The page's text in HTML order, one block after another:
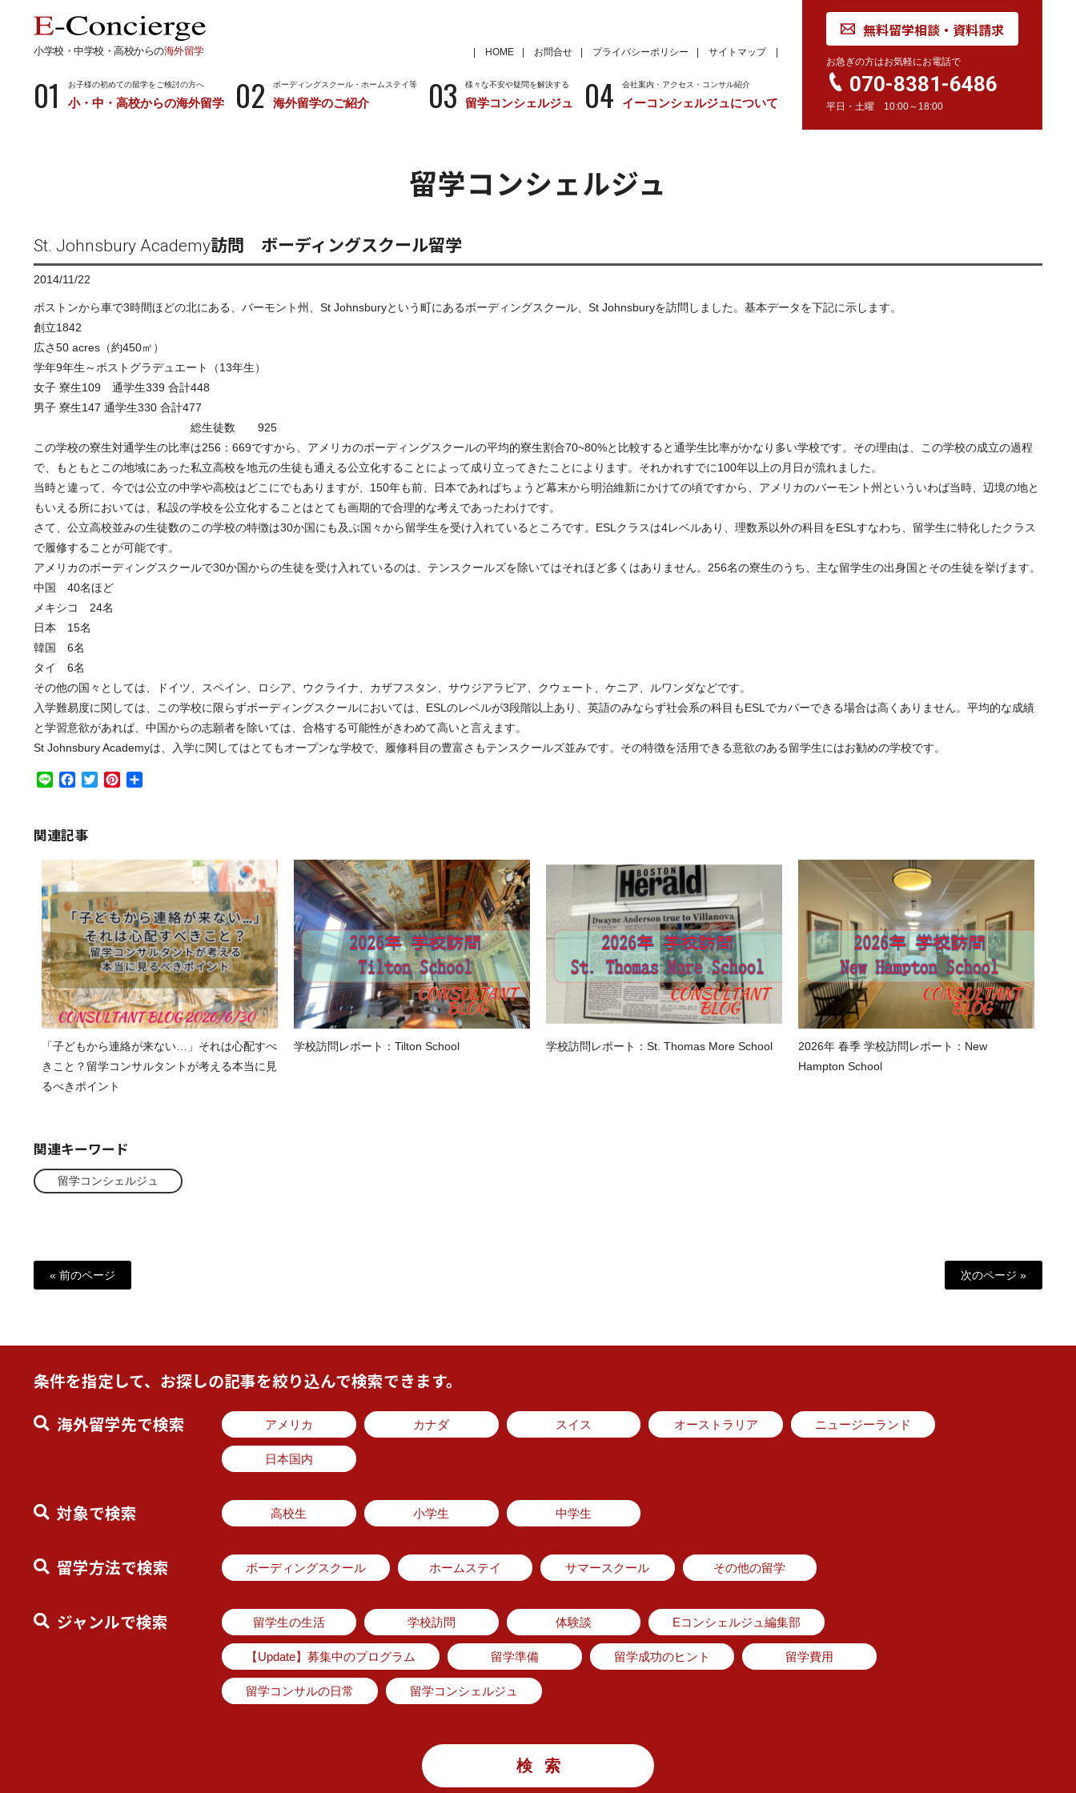
小学校・中学校・高校からの海外留学 HOME お問合せ プライバシーポリシー サイトマップ
01 お子様の初めての留学をご検討の方へ
小・中・高校からの海外留学 02 ボーディングスクール・ホームステイ等
海外留学のご紹介
高校生からのボーディングスクール
留学情報 学校情報
03 様々な不安や疑問を解決する
留学コンシェルジュ 04 会社案内・アクセス・コンサル紹介
イーコンシェルジュについて
無料留学相談・資料請求
お急ぎの方はお気軽にお電話で
070-8381-6486
平日・土曜 10:00～18:00
留学コンシェルジュ
St. Johnsbury Academy訪問 ボーディングスクール留学
2014/11/22
ボストンから車で3時間ほどの北にある、バーモント州、St Johnsburyという町にあるボーディングスクール、St Johnsburyを訪問しました。基本データを下記に示します。
創立1842
広さ50 acres（約450㎡）
学年9年生～ポストグラデュエート（13年生）
女子 寮生109 通学生339 合計448
男子 寮生147 通学生330 合計477
総生徒数 925
この学校の寮生対通学生の比率は256：669ですから、アメリカのボーディングスクールの平均的寮生割合70~80%と比較すると通学生比率がかなり多い学校です。その理由は、この学校の成立の過程
で、もともとこの地域にあった私立高校を地元の生徒も通える公立化することによって成り立ってきたことによります。それかれすでに100年以上の月日が流れました。
当時と違って、今では公立の中学や高校はどこにでもありますが、150年も前、日本であればちょうど幕末から明治維新にかけての頃ですから、アメリカのバーモント州といういわば当時、辺境の地と
もいえる所においては、私設の学校を公立化することはとても画期的で合理的な考えであったわけです。
さて、公立高校並みの生徒数のこの学校の特徴は30か国にも及ぶ国々から留学生を受け入れているところです。ESLクラスは4レベルあり、理数系以外の科目をESLすなわち、留学生に特化したクラス
で履修することが可能です。
アメリカのボーディングスクールで30か国からの生徒を受け入れているのは、テンスクールズを除いてはそれほど多くはありません。256名の寮生のうち、主な留学生の出身国とその生徒を挙げます。
中国 40名ほど
メキシコ 24名
日本 15名
韓国 6名
タイ 6名
その他の国々としては、ドイツ、スペイン、ロシア、ウクライナ、カザフスタン、サウジアラビア、クウェート、ケニア、ルワンダなどです。
入学難易度に関しては、この学校に限らずボーディングスクールにおいては、ESLのレベルが3段階以上あり、英語のみならず社会系の科目もESLでカバーできる場合は高くありません。平均的な成績
と学習意欲があれば、中国からの志願者を除いては、合格する可能性がきわめて高いと言えます。
St Johnsbury Academyは、入学に関してはとてもオープンな学校で、履修科目の豊富さもテンスクールズ並みです。その特徴を活用できる意欲のある留学生にはお勧めの学校です。
Line Facebook
TwitterPinterest
関連記事
「子どもから連絡が来ない…」それは心配すべ
きこと？留学コンサルタントが考える本当に見
るべきポイント
学校訪問レポート：Tilton School 学校訪問レポート：St. Thomas More School
2026年 春季 学校訪問レポート：New
Hampton School
関連キーワード
留学コンシェルジュ
« 前のページ 次のページ »
条件を指定して、お探しの記事を絞り込んで検索できます。
海外留学先で検索
アメリカ カナダ スイス オーストラリア ニュージーランド
日本国内
対象で検索 高校生 小学生 中学生
留学方法で検索 ボーディングスクール ホームステイ サマースクール その他の留学
ジャンルで検索 留学生の生活 学校訪問 体験談 Eコンシェルジュ編集部
【Update】募集中のプログラム 留学準備 留学成功のヒント 留学費用
留学コンサルの日常 留学コンシェルジュ